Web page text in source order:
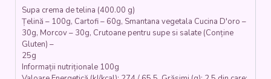
(telina,
cartofi,
morcovi,
smantana
vegetala,
crutoane)
Supa crema de telina (400.00 g)
Țelină – 100g, Cartofi – 60g, Smantana vegetala Cucina D'oro –
30g, Morcov – 30g, Crutoane pentru supe si salate (Conține
Gluten) –
25g
Informații nutriționale 100g